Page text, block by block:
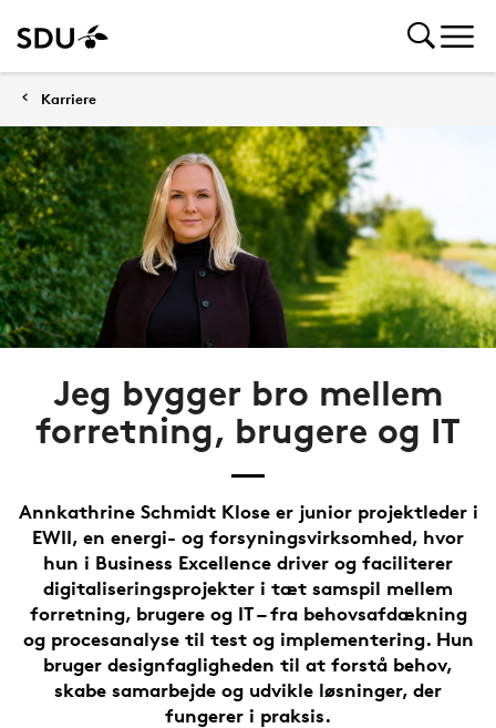
Karriere
Jeg bygger bro mellem
forretning, brugere og IT
Annkathrine Schmidt Klose er junior projektleder i
EWII, en energi- og forsyningsvirksomhed, hvor
hun i Business Excellence driver og faciliterer
digitaliseringsprojekter i tæt samspil mellem
forretning, brugere og IT – fra behovsafdækning
og procesanalyse til test og implementering. Hun
bruger designfagligheden til at forstå behov,
skabe samarbejde og udvikle løsninger, der
fungerer i praksis.